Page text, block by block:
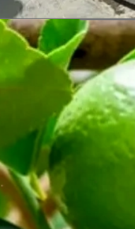
Đang mở